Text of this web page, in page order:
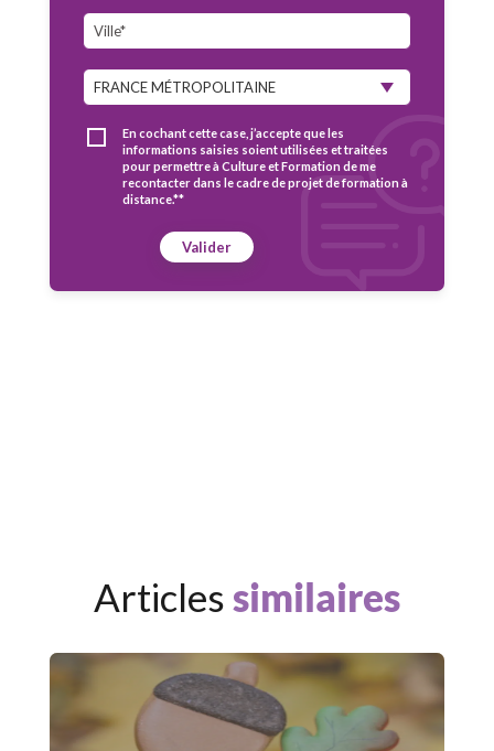
En cochant cette case, j’accepte que les
informations saisies soient utilisées et traitées
pour permettre à Culture et Formation de me
recontacter dans le cadre de projet de formation à
distance.**
Valider
Articlessimilaires